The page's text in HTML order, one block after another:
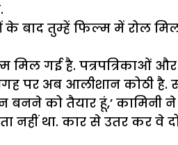
के बाद तुम्हें फिल्म में रोल
गई है. पत्रपत्रिकाओं
पर अब आलीशान कोठी है.
बनने को तैयार हूं,’ कामिनी
था. कार से उतर कर वे